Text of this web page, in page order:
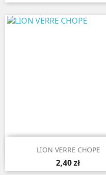
 Aperçu rapide
LION VERRE CHOPE
2,40 zł